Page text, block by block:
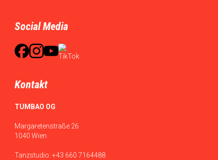
Social Media
Kontakt
TUMBAO OG
Margaretenstraße 26
1040 Wien
Tanzstudio: +43 660 7164488